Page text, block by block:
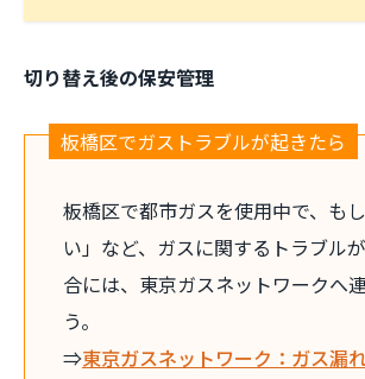
切り替え後の保安管理
板橋区でガストラブルが起きたら
板橋区で都市ガスを使用中で、も
い」など、ガスに関するトラブル
合には、東京ガスネットワークへ
う。
⇒東京ガスネットワーク：ガス漏